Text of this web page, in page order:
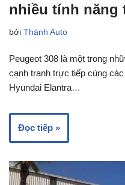
nhiều tính năng
bởi Thành Auto
Peugeot 308 là một trong
cạnh tranh trực tiếp cùng
Hyundai Elantra…
Đọc tiếp »